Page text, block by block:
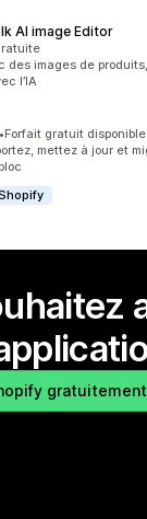
AI image Editor
des images de
l’IA
5
total
•Forfait gratuit disponible
mettez à jour et